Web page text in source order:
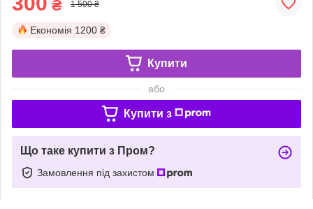
₴ 1 500 ₴
Економія 1200 ₴
Купити
або
Купити з
Що таке купити з Пром?
Замовлення під захистом